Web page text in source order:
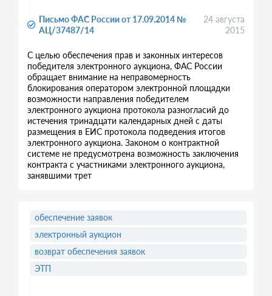
Письмо ФАС России от 17.09.2014 №
АЦ/37487/14
24 августа
2015
С целью обеспечения прав и законных интересов
победителя электронного аукциона, ФАС России
обращает внимание на неправомерность
блокирования оператором электронной площадки
возможности направления победителем
электронного аукциона протокола разногласий до
истечения тринадцати календарных дней с даты
размещения в ЕИС протокола подведения итогов
электронного аукциона. Законом о контрактной
системе не предусмотрена возможность заключения
контракта с участниками электронного аукциона,
занявшими трет
обеспечение заявок
электронный аукцион
возврат обеспечения заявок
ЭТП